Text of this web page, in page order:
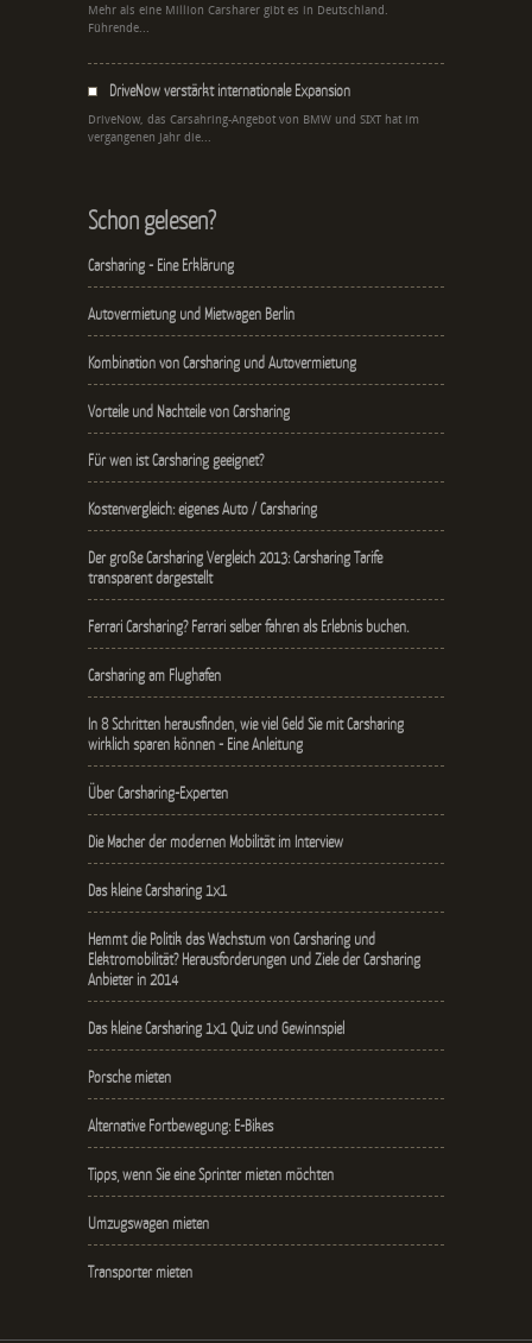
Mehr als eine Million Carsharer gibt es in Deutschland.
Führende...
DriveNow verstärkt internationale Expansion
DriveNow, das Carsahring-Angebot von BMW und SIXT hat im
vergangenen Jahr die...
Schon gelesen?
Carsharing - Eine Erklärung
Autovermietung und Mietwagen Berlin
Kombination von Carsharing und Autovermietung
Vorteile und Nachteile von Carsharing
Für wen ist Carsharing geeignet?
Kostenvergleich: eigenes Auto / Carsharing
Der große Carsharing Vergleich 2013: Carsharing Tarife
transparent dargestellt
Ferrari Carsharing? Ferrari selber fahren als Erlebnis buchen.
Carsharing am Flughafen
In 8 Schritten herausfinden, wie viel Geld Sie mit Carsharing
wirklich sparen können - Eine Anleitung
Über Carsharing-Experten
Die Macher der modernen Mobilität im Interview
Das kleine Carsharing 1x1
Hemmt die Politik das Wachstum von Carsharing und
Elektromobilität? Herausforderungen und Ziele der Carsharing
Anbieter in 2014
Das kleine Carsharing 1x1 Quiz und Gewinnspiel
Porsche mieten
Alternative Fortbewegung: E-Bikes
Tipps, wenn Sie eine Sprinter mieten möchten
Umzugswagen mieten
Transporter mieten